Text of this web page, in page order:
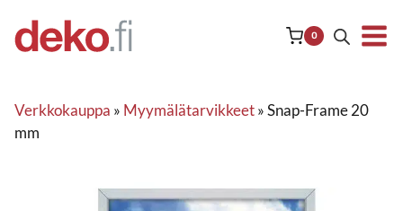
sisältöön
0
Verkkokauppa » Myymälätarvikkeet»Snap-Frame 20
mm